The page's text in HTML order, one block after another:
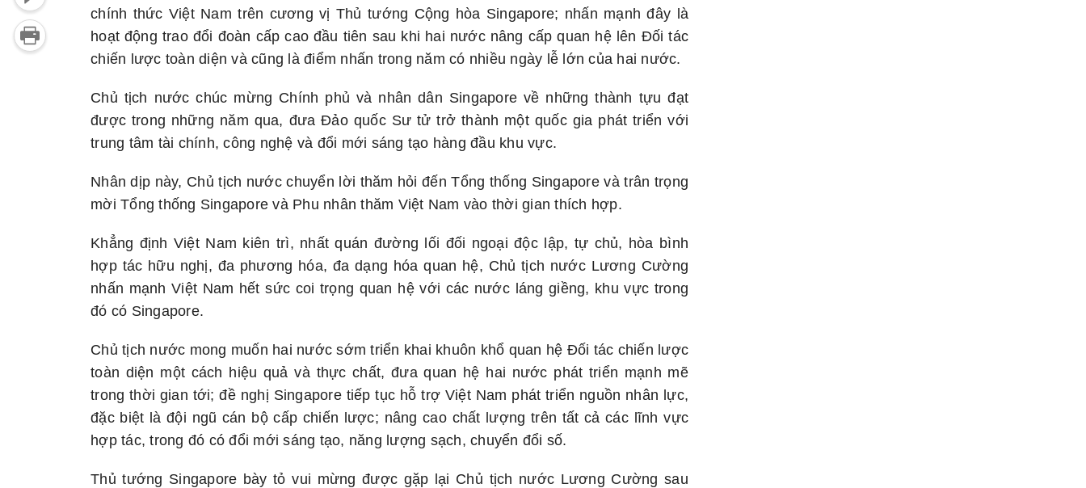
chính thức Việt Nam trên cương vị Thủ tướng Cộng hòa Singapore; nhấn mạnh đây là
hoạt động trao đổi đoàn cấp cao đầu tiên sau khi hai nước nâng cấp quan hệ lên Đối tác
chiến lược toàn diện và cũng là điểm nhấn trong năm có nhiều ngày lễ lớn của hai nước.
Chủ tịch nước chúc mừng Chính phủ và nhân dân Singapore về những thành tựu đạt
được trong những năm qua, đưa Đảo quốc Sư tử trở thành một quốc gia phát triển với
trung tâm tài chính, công nghệ và đổi mới sáng tạo hàng đầu khu vực.
Nhân dịp này, Chủ tịch nước chuyển lời thăm hỏi đến Tổng thống Singapore và trân trọng
mời Tổng thống Singapore và Phu nhân thăm Việt Nam vào thời gian thích hợp.
Khẳng định Việt Nam kiên trì, nhất quán đường lối đối ngoại độc lập, tự chủ, hòa bình
hợp tác hữu nghị, đa phương hóa, đa dạng hóa quan hệ, Chủ tịch nước Lương Cường
nhấn mạnh Việt Nam hết sức coi trọng quan hệ với các nước láng giềng, khu vực trong
đó có Singapore.
Chủ tịch nước mong muốn hai nước sớm triển khai khuôn khổ quan hệ Đối tác chiến lược
toàn diện một cách hiệu quả và thực chất, đưa quan hệ hai nước phát triển mạnh mẽ
trong thời gian tới; đề nghị Singapore tiếp tục hỗ trợ Việt Nam phát triển nguồn nhân lực,
đặc biệt là đội ngũ cán bộ cấp chiến lược; nâng cao chất lượng trên tất cả các lĩnh vực
hợp tác, trong đó có đổi mới sáng tạo, năng lượng sạch, chuyển đổi số.
Thủ tướng Singapore bày tỏ vui mừng được gặp lại Chủ tịch nước Lương Cường sau